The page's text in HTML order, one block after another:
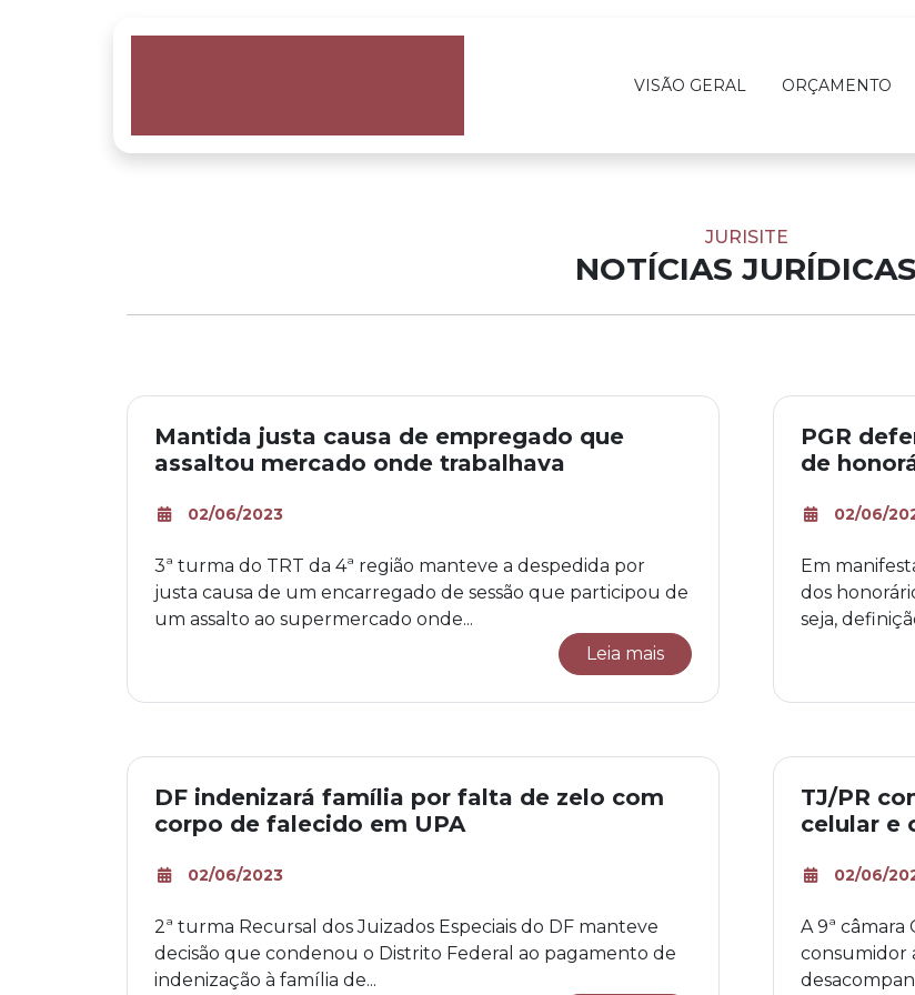
VISÃO GERAL ORÇAMENTO
JURISITE
NOTÍCIAS JURÍDICAS
Mantida justa causa de empregado que
assaltou mercado onde trabalhava
02/06/2023
3ª turma do TRT da 4ª região manteve a despedida por
justa causa de um encarregado de sessão que participou de
um assalto ao supermercado onde...
Leia mais
PGR
de
02/06/
Em
dos
seja,
DF indenizará família por falta de zelo com
corpo de falecido em UPA
02/06/2023
2ª turma Recursal dos Juizados Especiais do DF manteve
decisão que condenou o Distrito Federal ao pagamento de
indenização à família de...
TJ/PR
celular e
02/06/
A 9ª
consumidor